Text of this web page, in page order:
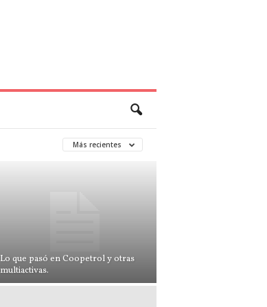
Más recientes
Lo que pasó en Coopetrol y otras
multiactivas.